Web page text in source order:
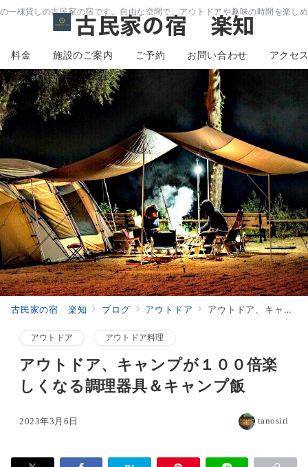
一棟貸しの古民家の宿です。自由な空間で、アウトドアや趣味の時間を楽し
古民家の宿 楽知
料金 施設のご案内 ご予約 お問い合わせ アクセ
古民家の宿 楽知 ブログ アウトドア アウトドア、キャンプが１００倍楽しくなる調理器具＆キャンプ飯
アウトドア アウトドア料理
アウトドア、キャンプが１００倍楽
しくなる調理器具＆キャンプ飯
2023年3月6日 tanosiri